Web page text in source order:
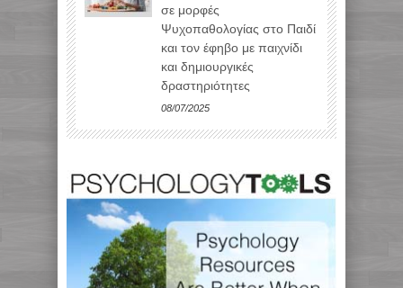
σε μορφές
Ψυχοπαθολογίας στο Παιδί
και τον έφηβο με παιχνίδι
και δημιουργικές
δραστηριότητες
08/07/2025